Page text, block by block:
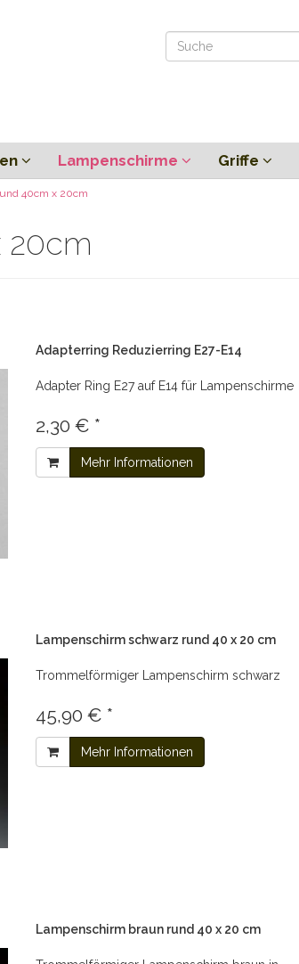
Lampenschirme Griffe
40cm x 20cm
20cm
Adapterring Reduzierring E27-E14
Adapter Ring E27 auf E14 für Lampenschirme
2,30 € *
Mehr Informationen
Lampenschirm schwarz rund 40 x 20 cm
Trommelförmiger Lampenschirm schwarz
45,90 € *
Mehr Informationen
Lampenschirm braun rund 40 x 20 cm